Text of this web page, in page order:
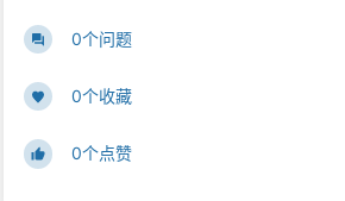
0个问题
0个收藏
0个点赞